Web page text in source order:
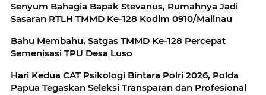
Senyum Bahagia Bapak Stevanus, Rumahnya Jadi
Sasaran RTLH TMMD Ke-128 Kodim 0910/Malinau
Bahu Membahu, Satgas TMMD Ke-128 Percepat
Semenisasi TPU Desa Luso
Hari Kedua CAT Psikologi Bintara Polri 2026, Polda
Papua Tegaskan Seleksi Transparan dan Profesional